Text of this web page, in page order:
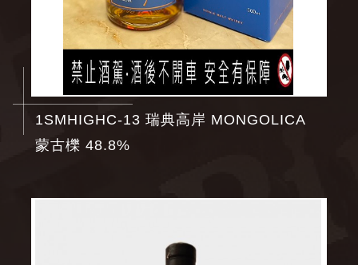
1SMHIGHC-13 瑞典高岸 MONGOLICA
蒙古櫟 48.8%